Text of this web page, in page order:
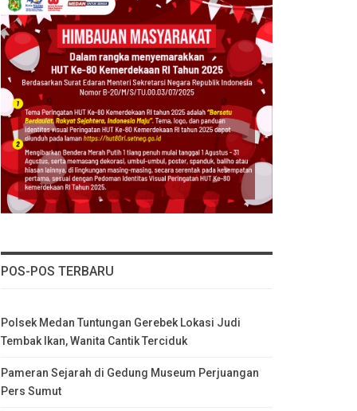
POS-POS TERBARU
Polsek Medan Tuntungan Gerebek Lokasi Judi
Tembak Ikan, Wanita Cantik Terciduk
Pameran Sejarah di Gedung Museum Perjuangan
Pers Sumut